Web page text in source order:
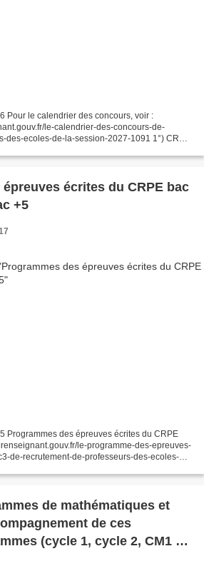
Pour le calendrier des concours, voir :
le-calendrier-des-concours-de-
des-ecoles-de-la-session-2027-1091 1°) CRPE
les-epreuves-des-concours-externes-
écrites du CRPE bac
+5
Programmes des épreuves écrites du CRPE
le-programme-des-epreuves-
de-recrutement-de-professeurs-des-ecoles-
de mathématiques et
de ces
(cycle 1, cycle 2, CM1 et